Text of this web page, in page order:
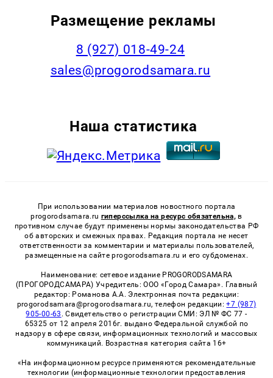
Размещение рекламы
8 (927) 018-49-24
sales@progorodsamara.ru
Наша статистика
При использовании материалов новостного портала
progorodsamara.ru гиперссылка на ресурс обязательна, в
противном случае будут применены нормы законодательства РФ
об авторских и смежных правах. Редакция портала не несет
ответственности за комментарии и материалы пользователей,
размещенные на сайте progorodsamara.ru и его субдоменах.
Наименование: сетевое издание PROGORODSAMARA
(ПРОГОРОДСАМАРА) Учредитель: ООО «Город Самара». Главный
редактор: Романова А.А. Электронная почта редакции:
progorodsamara@progorodsamara.ru, телефон редакции:+7 (987)
905-00-63 . Свидетельство о регистрации СМИ: ЭЛ № ФС 77 -
65325 от 12 апреля 2016г. выдано Федеральной службой по
надзору в сфере связи, информационных технологий и массовых
коммуникаций. Возрастная категория сайта 16+
«На информационном ресурсе применяются рекомендательные
технологии (информационные технологии предоставления